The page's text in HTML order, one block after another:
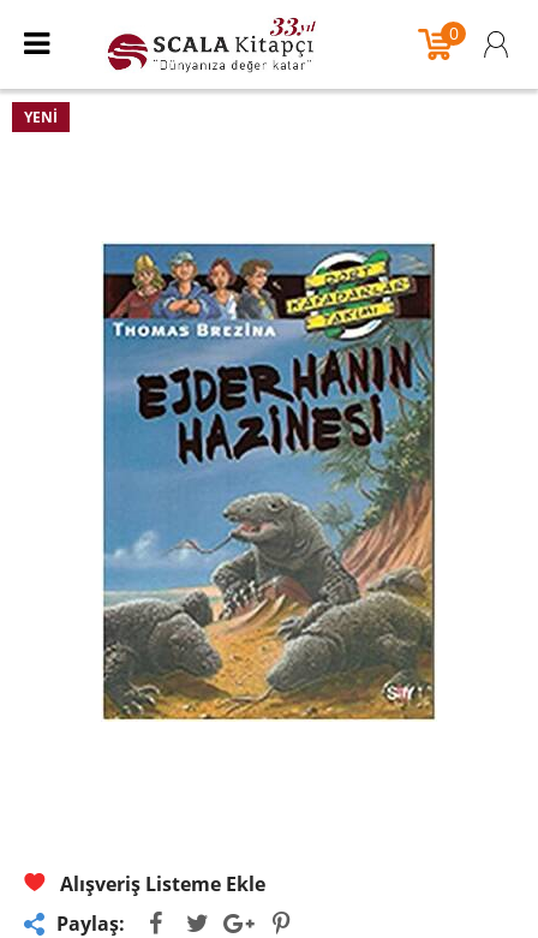
0
YENI
Alışveriş Listeme Ekle
Paylaş: